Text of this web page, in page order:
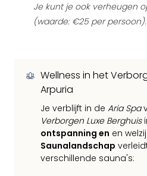
Je kunt je ook verheugen
(waarde: €25 per persoon).
Wellness in het
Arpuria
Je verblijft in de Aria Spa
Verborgen Luxe Berghuis
ontspanning en en
Saunalandschap
verschillende sauna's: